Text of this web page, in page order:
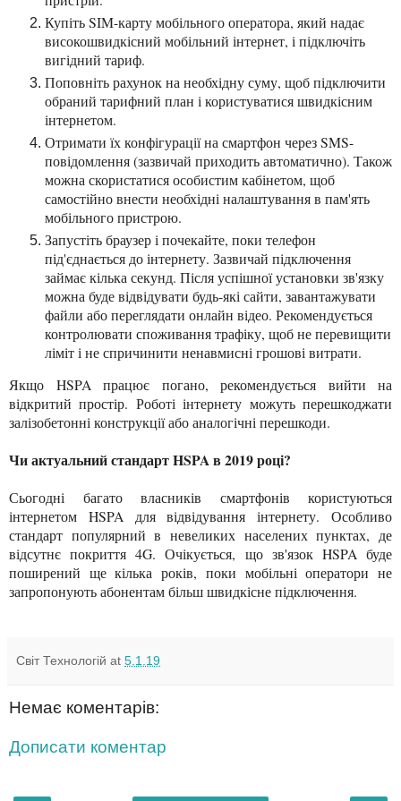
Купіть SIM-карту мобільного оператора, який надає
високошвидкісний мобільний інтернет, і підключіть
вигідний тариф.
Поповніть рахунок на необхідну суму, щоб підключити
обраний тарифний план і користуватися швидкісним
інтернетом.
Отримати їх конфігурації на смартфон через SMS-
повідомлення (зазвичай приходить автоматично). Також
можна скористатися особистим кабінетом, щоб
самостійно внести необхідні налаштування в пам'ять
мобільного пристрою.
Запустіть браузер і почекайте, поки телефон
під'єднається до інтернету. Зазвичай підключення
займає кілька секунд. Після успішної установки зв'язку
можна буде відвідувати будь-які сайти, завантажувати
файли або переглядати онлайн відео. Рекомендується
контролювати споживання трафіку, щоб не перевищити
ліміт і не спричинити ненавмисні грошові витрати.
Якщо HSPA працює погано, рекомендується вийти на
відкритий простір. Роботі інтернету можуть перешкоджати
залізобетонні конструкції або аналогічні перешкоди.
Чи актуальний стандарт HSPA в 2019 році?
Сьогодні багато власників смартфонів користуються
інтернетом HSPA для відвідування інтернету. Особливо
стандарт популярний в невеликих населених пунктах, де
відсутнє покриття 4G. Очікується, що зв'язок HSPA буде
поширений ще кілька років, поки мобільні оператори не
запропонують абонентам більш швидкісне підключення.
Світ Технологій at 5.1.19
Немає коментарів:
Дописати коментар